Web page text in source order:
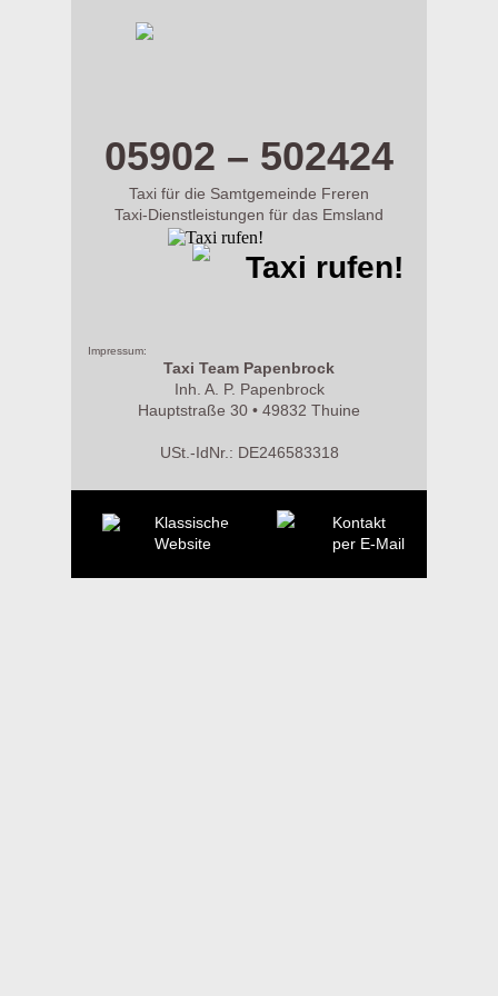
Impressum:
Taxi Team Papenbrock
Inh. A. P. Papenbrock
Hauptstraße 30 • 49832 Thuine
USt.-IdNr.: DE246583318
05902 – 502424
Taxi für die Samtgemeinde Freren
Taxi-Dienstleistungen für das Emsland
Taxi rufen!
Klassische
Website
Kontakt
per E-Mail